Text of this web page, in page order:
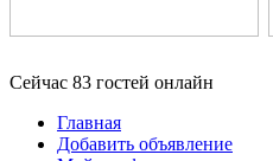
Сейчас 83 гостей онлайн
Главная
Добавить объявление